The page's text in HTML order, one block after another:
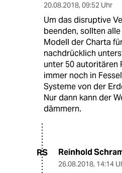
20.08.2018, 09:52 Uhr
Um das disruptive
beenden, sollten
Modell der Charta
nachdrücklich
unter 50 autoritären
immer noch in
Systeme von der
Nur dann kann der
dämmern.
RS Reinhold
26.08.2018, 14:14